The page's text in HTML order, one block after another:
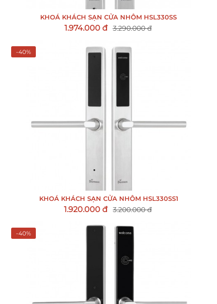
KHOÁ KHÁCH SẠN CỬA NHÔM HSL330SS
1.974.000 đ 3.290.000 đ
-40%
KHOÁ KHÁCH SẠN CỬA NHÔM HSL330SS1
1.920.000 đ 3.200.000 đ
-40%